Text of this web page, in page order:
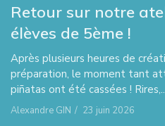
Retour sur notre
élèves de 5ème !
Après plusieurs heures de
préparation, le moment tant
piñatas ont été cassées !
Alexandre GIN / 23 juin 2026